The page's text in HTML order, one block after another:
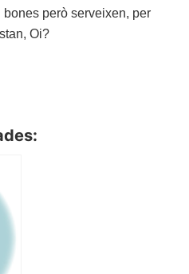
però serveixen, per
Oi?